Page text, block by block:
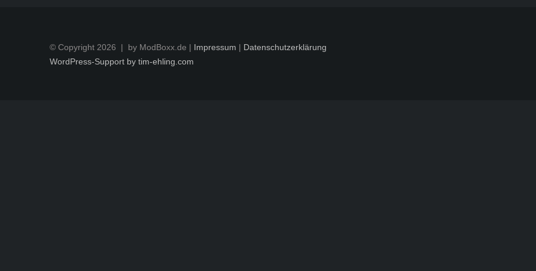
© Copyright 2026 | by ModBoxx.de | Impressum | Datenschutzerklärung
WordPress-Support by tim-ehling.com